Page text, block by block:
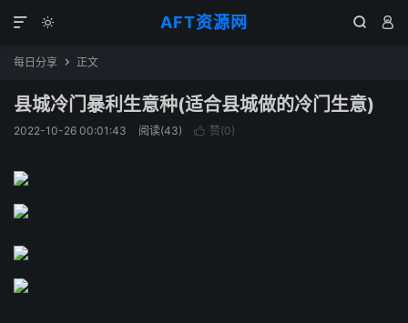
AFT资源网
  

每日分享  正文
县城冷门暴利生意种(适合县城做的冷门生意)
2022-10-26 00:01:43 阅读(43)  赞(0)